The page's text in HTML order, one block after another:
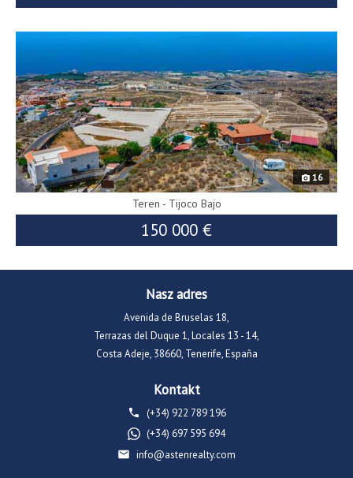
16
Teren - Tijoco Bajo
150 000 €
Nasz adres
Avenida de Bruselas 18,
Terrazas del Duque 1, Locales 13 - 14,
Costa Adeje, 38660, Tenerife, España
Kontakt
(+34) 922 789 196
(+34) 697 595 694
info@astenrealty.com